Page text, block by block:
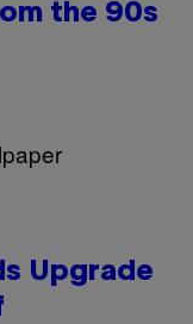
the 90s
Upgrade